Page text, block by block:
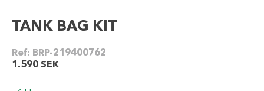
TANK BAG KIT
Ref: BRP-219400762
1.590 SEK